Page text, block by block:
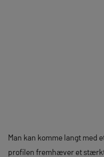
Man kan komme langt med
profilen fremhæver et